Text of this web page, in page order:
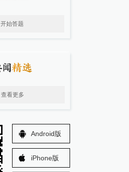
开始答题
查看更多
Android版
iPhone版